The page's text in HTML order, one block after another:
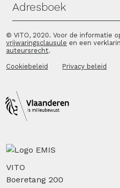
Adresboek
© VITO, 2020. Voor de informatie
vrijwaringsclausule en een
auteursrecht.
Cookiebeleid Privacy beleid
VITO
Boeretang 200